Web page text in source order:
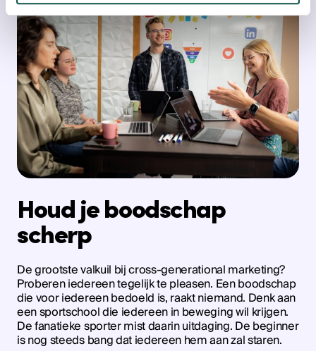
Houd je boodschap
scherp
De grootste valkuil bij cross-generational marketing?
Proberen iedereen tegelijk te pleasen. Een boodschap
die voor iedereen bedoeld is, raakt niemand. Denk aan
een sportschool die iedereen in beweging wil krijgen.
De fanatieke sporter mist daarin uitdaging. De beginner
is nog steeds bang dat iedereen hem aan zal staren.